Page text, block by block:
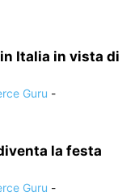
Italia in vista di
Guru -
la festa
Guru -